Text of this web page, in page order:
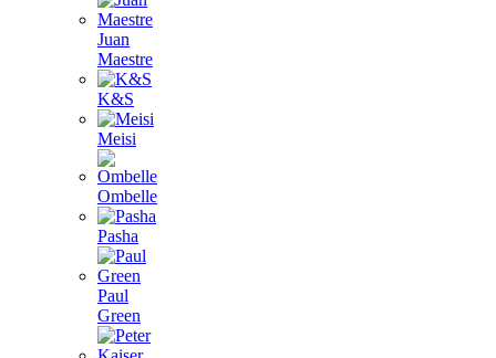
Juan
Maestre
K&S
Meisi
Ombelle
Pasha
Paul
Green